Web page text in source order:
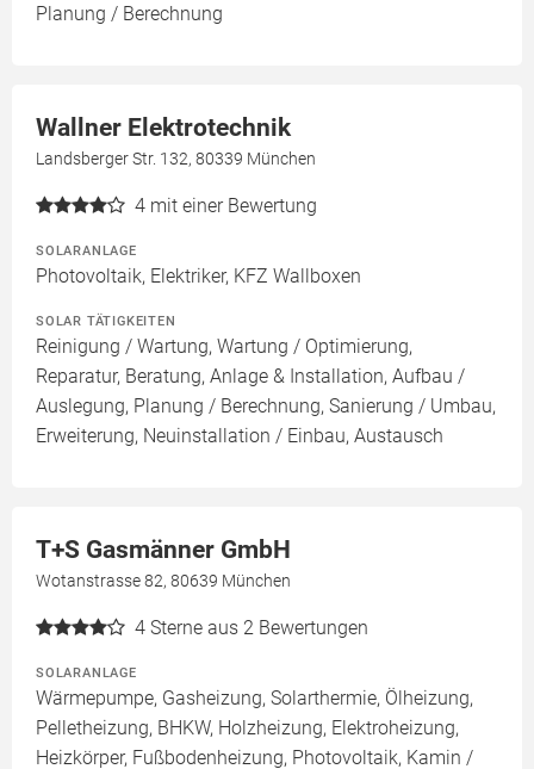
Planung / Berechnung
Wallner Elektrotechnik
Landsberger Str. 132, 80339 München
4 mit einer Bewertung
SOLARANLAGE
Photovoltaik, Elektriker, KFZ Wallboxen
SOLAR TÄTIGKEITEN
Reinigung / Wartung, Wartung / Optimierung,
Reparatur, Beratung, Anlage & Installation, Aufbau /
Auslegung, Planung / Berechnung, Sanierung / Umbau,
Erweiterung, Neuinstallation / Einbau, Austausch
T+S Gasmänner GmbH
Wotanstrasse 82, 80639 München
4 Sterne aus 2 Bewertungen
SOLARANLAGE
Wärmepumpe, Gasheizung, Solarthermie, Ölheizung,
Pelletheizung, BHKW, Holzheizung, Elektroheizung,
Heizkörper, Fußbodenheizung, Photovoltaik, Kamin /